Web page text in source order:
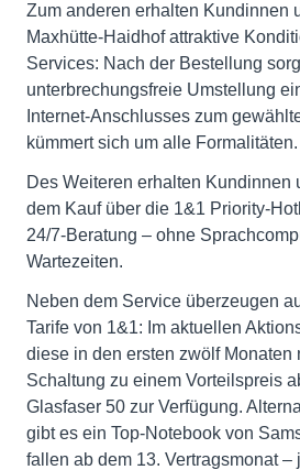
Zum anderen erhalten Kundinnen
Maxhütte-Haidhof attraktive
Services: Nach der Bestellung
unterbrechungsfreie Umstellung
Internet-Anschlusses zum
kümmert sich um alle Formalitäten.
Des Weiteren erhalten Kundinnen
dem Kauf über die 1&1 Priority-
24/7-Beratung – ohne
Wartezeiten.
Neben dem Service überzeugen
Tarife von 1&1: Im aktuellen
diese in den ersten zwölf Monaten
Schaltung zu einem Vorteilspreis
Glasfaser 50 zur Verfügung.
gibt es ein Top-Notebook von
fallen ab dem 13. Vertragsmonat –